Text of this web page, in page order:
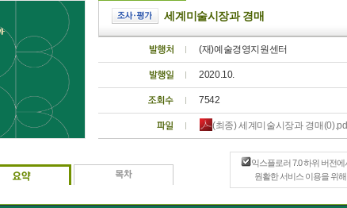
세계미술시장과 경매
(재)예술경영지원센터
2020.10.
7542
(최종) 세계미술시장과 경매
익스플로러 7.0 하위 버전
원활한 서비스 이용을 위